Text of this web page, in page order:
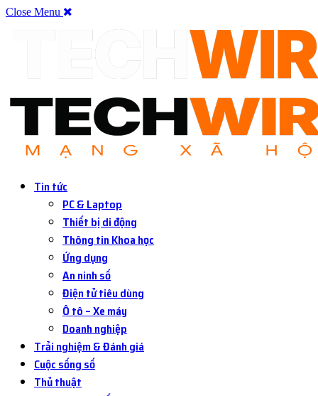
Close Menu
Tin tức
PC & Laptop
Thiết bị di động
Thông tin Khoa học
Ứng dụng
An ninh số
Điện tử tiêu dùng
Ô tô – Xe máy
Doanh nghiệp
Trải nghiệm & Đánh giá
Cuộc sống số
Thủ thuật